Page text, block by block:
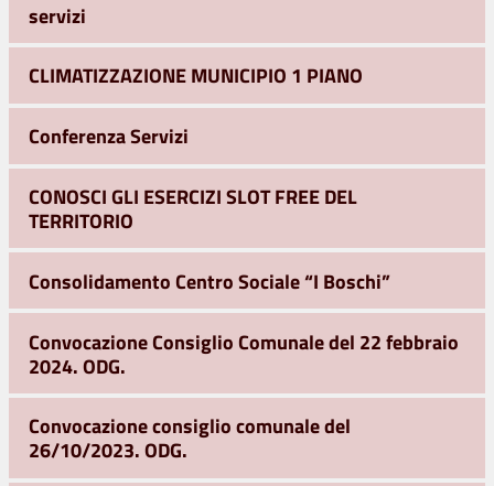
servizi
CLIMATIZZAZIONE MUNICIPIO 1 PIANO
Conferenza Servizi
CONOSCI GLI ESERCIZI SLOT FREE DEL
TERRITORIO
Consolidamento Centro Sociale “I Boschi”
Convocazione Consiglio Comunale del 22 febbraio
2024. ODG.
Convocazione consiglio comunale del
26/10/2023. ODG.